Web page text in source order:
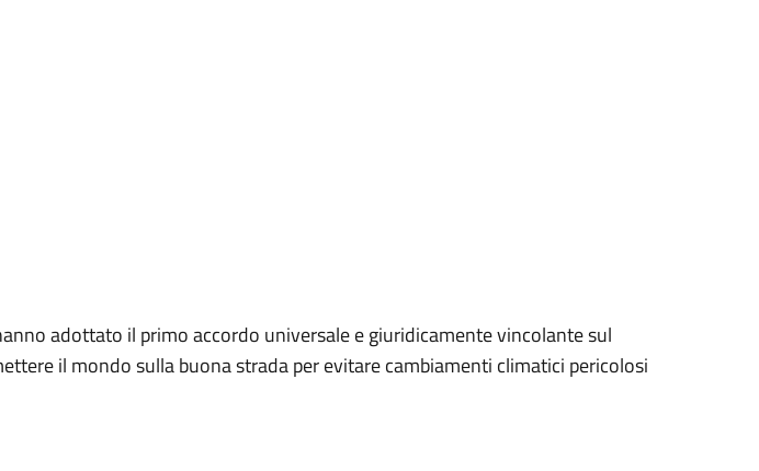
adottato il primo accordo universale e giuridicamente vincolante sul
il mondo sulla buona strada per evitare cambiamenti climatici pericolosi